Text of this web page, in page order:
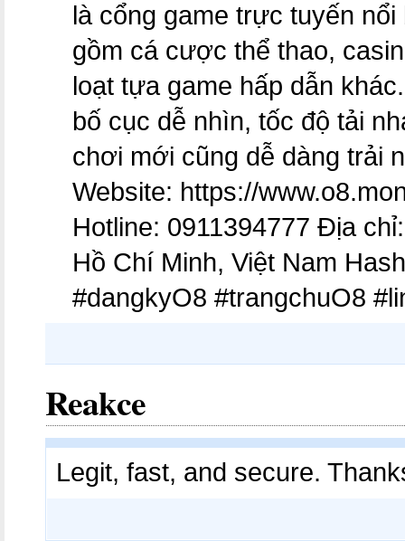
là cổng game trực tuyến
gồm cá cược thể thao,
loạt tựa game hấp dẫn
bố cục dễ nhìn, tốc độ tải
chơi mới cũng dễ dàng trải
Website: https://
Hotline: 0911394777 Địa
Hồ Chí Minh, Việt Nam
#dangkyO8 #trangchuO8
Reakce
Legit, fast, and secure.